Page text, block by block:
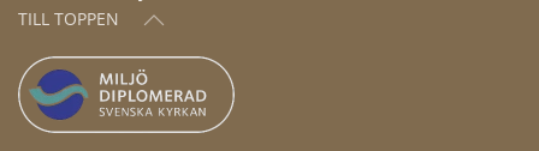
TILL TOPPEN